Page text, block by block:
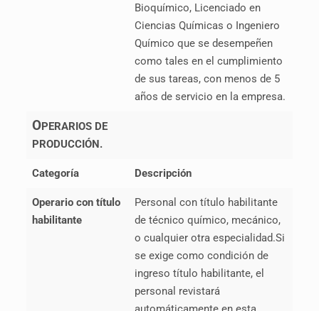
Bioquímico, Licenciado en
Ciencias Químicas o Ingeniero
Químico que se desempeñen
como tales en el cumplimiento
de sus tareas, con menos de 5
años de servicio en la empresa.
OPERARIOS DE
PRODUCCIÓN.
Categoría Descripción
Operario con título
habilitante
Personal con título habilitante
de técnico químico, mecánico,
o cualquier otra especialidad.Si
se exige como condición de
ingreso título habilitante, el
personal revistará